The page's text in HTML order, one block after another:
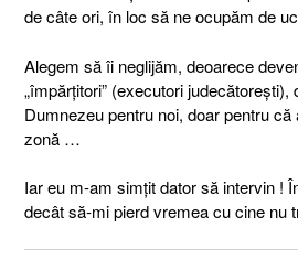
de câte ori, în loc să ne ocupăm de
Alegem să îi neglijăm, deoarece
„împărțitori” (executori judecătorești),
Dumnezeu pentru noi, doar pentru
zonă …
Iar eu m-am simțit dator să intervin !
decât să-mi pierd vremea cu cine nu